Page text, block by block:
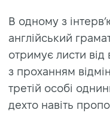
В одному з
англійський
отримує листи від
з проханням
третій особі
дехто навіть